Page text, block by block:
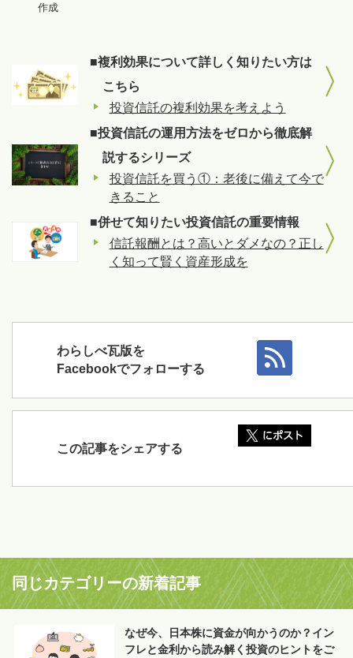
作成
■複利効果について詳しく知りたい方は
こちら
投資信託の複利効果を考えよう
■投資信託の運用方法をゼロから徹底解
説するシリーズ
投資信託を買う①：老後に備えて今で
きること
■併せて知りたい投資信託の重要情報
信託報酬とは？高いとダメなの？正し
く知って賢く資産形成を
わらしべ瓦版を
Facebookでフォローする
この記事をシェアする
同じカテゴリーの新着記事
なぜ今、日本株に資金が向かうのか？イン
フレと金利から読み解く投資のヒントをご